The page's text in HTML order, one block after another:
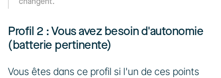
Profil 2 : Vous avez besoin d'autonomie
(batterie pertinente)
Vous êtes dans ce profil si l'un de ces points